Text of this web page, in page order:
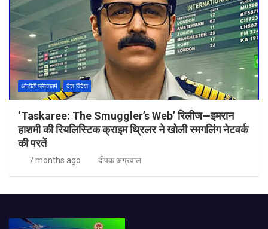
ओटीटी प्लेटफार्म देश विदेश
‘Taskaree: The Smuggler’s Web’ रिलीज—इमरान
हाशमी की रियलिस्टिक क्राइम थ्रिलर ने खोली स्मगलिंग नेटवर्क
की परतें
7 months ago दीपक अग्रवाल